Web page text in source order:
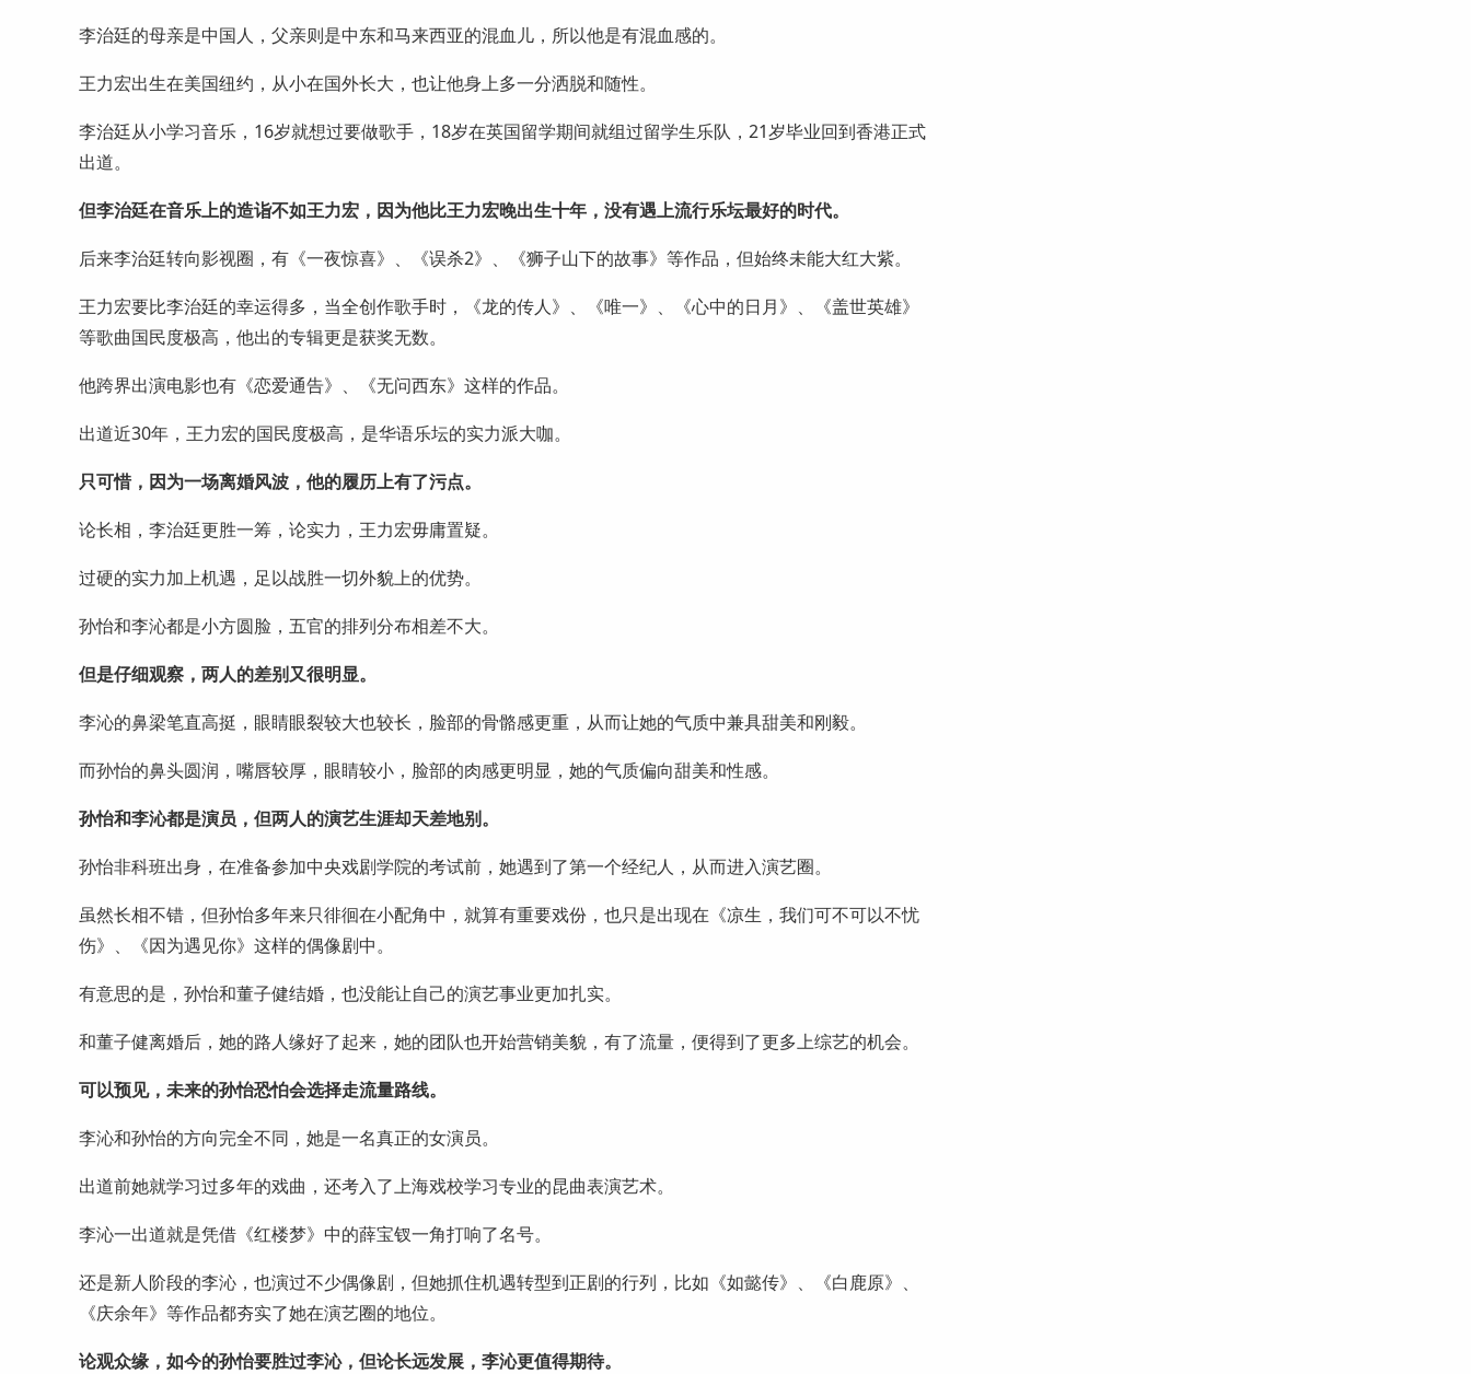
李治廷的母亲是中国人，父亲则是中东和马来西亚的混血儿，所以他是有混血感的。
王力宏出生在美国纽约，从小在国外长大，也让他身上多一分洒脱和随性。
李治廷从小学习音乐，16岁就想过要做歌手，18岁在英国留学期间就组过留学生乐队，21岁毕业回到香港正式
出道。
但李治廷在音乐上的造诣不如王力宏，因为他比王力宏晚出生十年，没有遇上流行乐坛最好的时代。
后来李治廷转向影视圈，有《一夜惊喜》、《误杀2》、《狮子山下的故事》等作品，但始终未能大红大紫。
王力宏要比李治廷的幸运得多，当全创作歌手时，《龙的传人》、《唯一》、《心中的日月》、《盖世英雄》
等歌曲国民度极高，他出的专辑更是获奖无数。
他跨界出演电影也有《恋爱通告》、《无问西东》这样的作品。
出道近30年，王力宏的国民度极高，是华语乐坛的实力派大咖。
只可惜，因为一场离婚风波，他的履历上有了污点。
论长相，李治廷更胜一筹，论实力，王力宏毋庸置疑。
过硬的实力加上机遇，足以战胜一切外貌上的优势。
孙怡和李沁都是小方圆脸，五官的排列分布相差不大。
但是仔细观察，两人的差别又很明显。
李沁的鼻梁笔直高挺，眼睛眼裂较大也较长，脸部的骨骼感更重，从而让她的气质中兼具甜美和刚毅。
而孙怡的鼻头圆润，嘴唇较厚，眼睛较小，脸部的肉感更明显，她的气质偏向甜美和性感。
孙怡和李沁都是演员，但两人的演艺生涯却天差地别。
孙怡非科班出身，在准备参加中央戏剧学院的考试前，她遇到了第一个经纪人，从而进入演艺圈。
虽然长相不错，但孙怡多年来只徘徊在小配角中，就算有重要戏份，也只是出现在《凉生，我们可不可以不忧
伤》、《因为遇见你》这样的偶像剧中。
有意思的是，孙怡和董子健结婚，也没能让自己的演艺事业更加扎实。
和董子健离婚后，她的路人缘好了起来，她的团队也开始营销美貌，有了流量，便得到了更多上综艺的机会。
可以预见，未来的孙怡恐怕会选择走流量路线。
李沁和孙怡的方向完全不同，她是一名真正的女演员。
出道前她就学习过多年的戏曲，还考入了上海戏校学习专业的昆曲表演艺术。
李沁一出道就是凭借《红楼梦》中的薛宝钗一角打响了名号。
还是新人阶段的李沁，也演过不少偶像剧，但她抓住机遇转型到正剧的行列，比如《如懿传》、《白鹿原》、
《庆余年》等作品都夯实了她在演艺圈的地位。
论观众缘，如今的孙怡要胜过李沁，但论长远发展，李沁更值得期待。